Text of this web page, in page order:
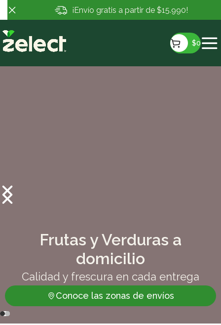
$0
Frutas y Verduras a
domicilio
Calidad y frescura en cada entrega
Conoce las zonas de envíos
¡Envío gratis a partir de $15.990!